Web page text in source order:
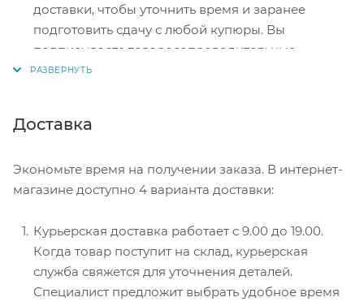
доставки, чтобы уточнить время и заранее
подготовить сдачу с любой купюры. Вы
подписываете товаросопроводительные
документы, вносите денежные средства,
перенаправит вас на сервер системы ASSIST.
Здесь нужно ввести номер карты, срок действия
Электронные системы при онлайн-заказе:
PayPal, WebMoney и Яндекс.Деньги. Для
совершения покупки система перенаправит вас
Доставка
Экономьте время на получении заказа. В интернет-
магазине доступно 4 варианта доставки:
Курьерская доставка работает с 9.00 до 19.00.
Когда товар поступит на склад, курьерская
служба свяжется для уточнения деталей.
Специалист предложит выбрать удобное время